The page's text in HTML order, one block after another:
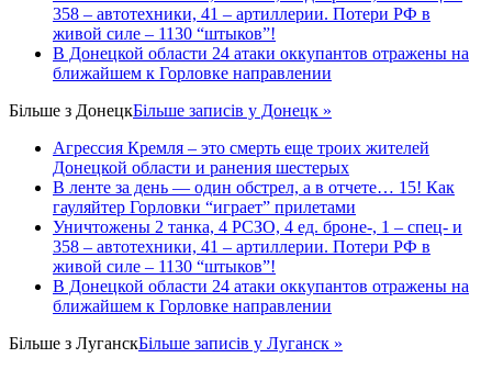
358 – автотехники, 41 – артиллерии. Потери РФ в
живой силе – 1130 “штыков”!
В Донецкой области 24 атаки оккупантов отражены на
ближайшем к Горловке направлении
Більше з ДонецкБільше записів у Донецк »
Агрессия Кремля – это смерть еще троих жителей
Донецкой области и ранения шестерых
В ленте за день — один обстрел, а в отчете… 15! Как
гауляйтер Горловки “играет” прилетами
Уничтожены 2 танка, 4 РСЗО, 4 ед. броне-, 1 – спец- и
358 – автотехники, 41 – артиллерии. Потери РФ в
живой силе – 1130 “штыков”!
В Донецкой области 24 атаки оккупантов отражены на
ближайшем к Горловке направлении
Більше з ЛуганскБільше записів у Луганск »